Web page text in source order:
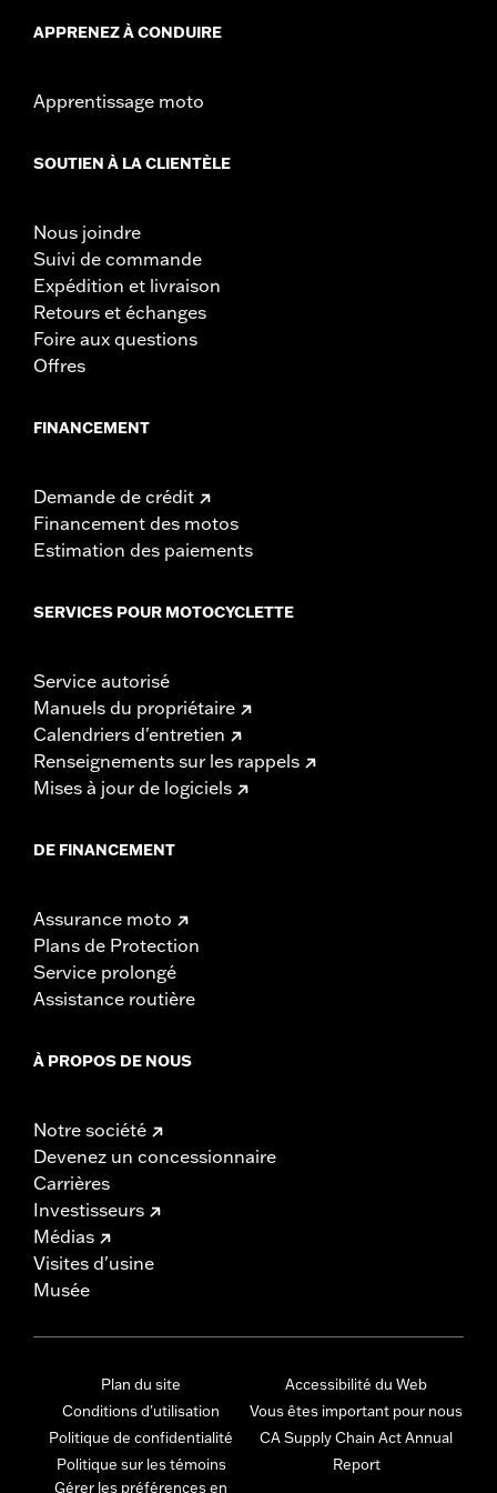
GARANTIE:Garantie limitée de 1 an – Accédez à
APPRENEZ À CONDUIRE
Apprentissage moto
SOUTIEN À LA CLIENTÈLE
Nous joindre
Suivi de commande
Expédition et livraison
Retours et échanges
Foire aux questions
Offres
FINANCEMENT
Demande de crédit
Financement des motos
Estimation des paiements
SERVICES POUR MOTOCYCLETTE
Service autorisé
Manuels du propriétaire
Calendriers d'entretien
Renseignements sur les rappels
Mises à jour de logiciels
DE FINANCEMENT
Assurance moto
Plans de Protection
Service prolongé
Assistance routière
À PROPOS DE NOUS
Notre société
Devenez un concessionnaire
Carrières
Investisseurs
Médias
Visites d'usine
Musée
Plan du site
Conditions d'utilisation
Politique de confidentialité
Politique sur les témoins
Gérer les préférences en
Accessibilité du Web
Vous êtes important pour nous
CA Supply Chain Act Annual
Report